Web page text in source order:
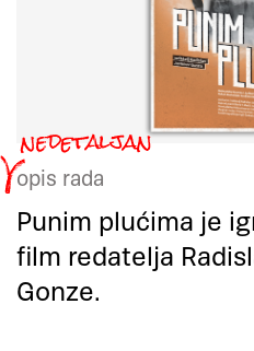
opis rada
Punim plućima je
film redatelja
Gonze.